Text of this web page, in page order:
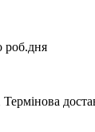
роб.дня